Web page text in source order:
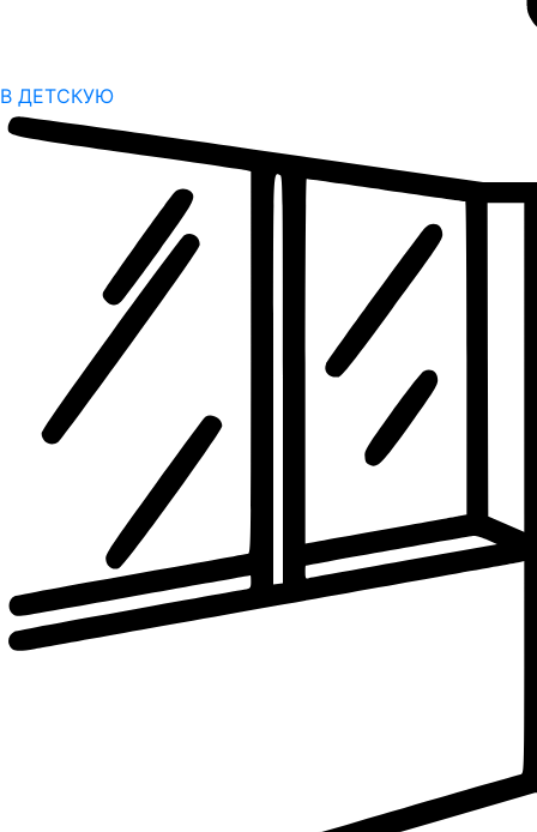
В ДЕТСКУЮ